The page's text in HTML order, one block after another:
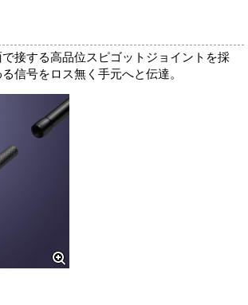
接する高品位スピゴットジョイントを採
信号をロス無く手元へと伝達。